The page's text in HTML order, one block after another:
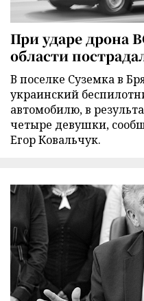
При ударе дрона
области
В поселке Суземка в
украинский
автомобилю, в
четыре девушки,
Егор Ковальчук.